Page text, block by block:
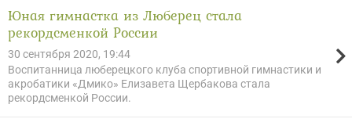
Юная гимнастка из Люберец стала
рекордсменкой России
30 сентября 2020, 19:44
Воспитанница люберецкого клуба спортивной гимнастики и
акробатики «Дмико» Елизавета Щербакова стала
рекордсменкой России.